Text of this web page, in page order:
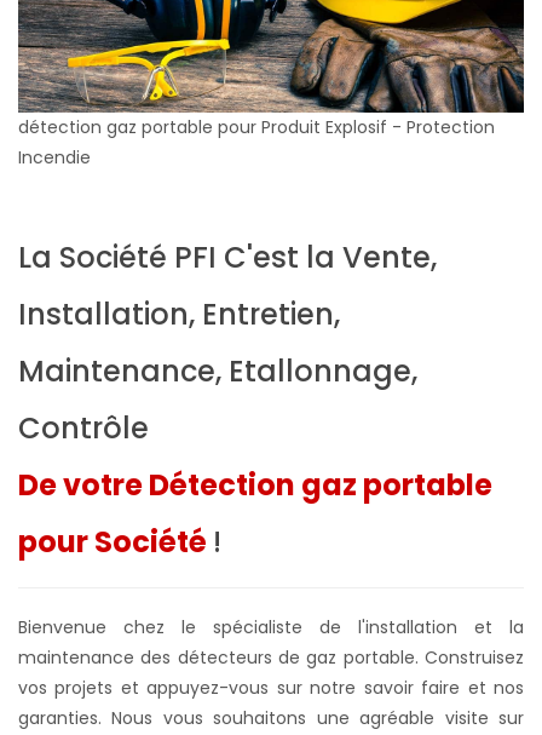
détection gaz portable pour Produit Explosif - Protection
Incendie
La Société PFI C'est la Vente,
Installation, Entretien,
Maintenance, Etallonnage,
Contrôle
De votre Détection gaz portable
pour Société !
Bienvenue chez le spécialiste de l'installation et la
maintenance des détecteurs de gaz portable. Construisez
vos projets et appuyez-vous sur notre savoir faire et nos
garanties. Nous vous souhaitons une agréable visite sur